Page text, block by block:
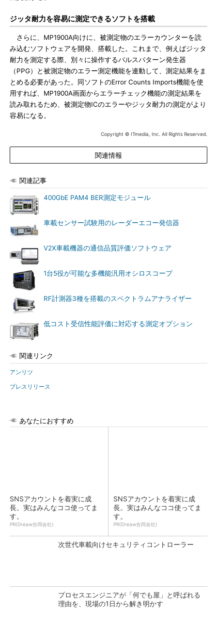
ジッタ耐力を容易に測定できるソフトを搭載
さらに、MP1900A向けに、被測定物のエラーカウンターを読
み込むソフトウェアを開発、搭載した。これまで、例えばジッタ
耐力を測定する際、別々に操作するパルスパターン発生器
（PPG）と被測定物のエラー測定機能を連動して、測定結果をま
とめる必要があった。同ソフトのError Counts Imports機能を使
用すれば、MP1900A画面からエラーチェック機能の測定結果を
読み取れるため、被測定物ICのエラーやジッタ耐力の測定がより
容易になる。
Copyright © ITmedia, Inc. All Rights Reserved.
関連情報
関連記事
400GbE PAM4 BER測定モジュール
車載センサー試験用のレーダーエコー発信器
V2X車載機器の通信品質評価ソフトウェア
1台5役が可能な多機能汎用オシロスコープ
RF計測器3種を搭載のスペクトラムアナライザー
低コスト受信性能評価に対応する測定オプション
関連リンク
アンリツ
プレスリリース
あなたにおすすめ
SNSアカウントを着実に成
長。実はみんなココ使ってま
す。
PR(Dreaw合同会社)
SNSアカウントを着実に成
長。実はみんなココ使ってま
す。
PR(Dreaw合同会社)
次世代車載向けセキュリティコントローラー
プロセスエンジニアが「何でも屋」と呼ばれる
理由を、現場の1日から解き明かす